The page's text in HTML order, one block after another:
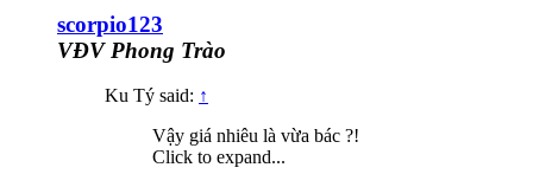
scorpio123
VĐV Phong Trào
Ku Tý said: ↑
Vậy giá nhiêu là vừa bác ?!
Click to expand...